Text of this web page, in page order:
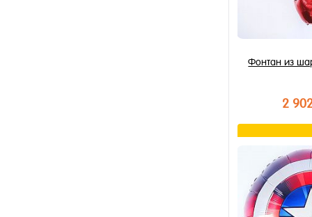
Фонтан из
2
В
Купить в 1
В избранное
В наличии